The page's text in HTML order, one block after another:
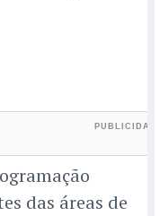
das áreas de